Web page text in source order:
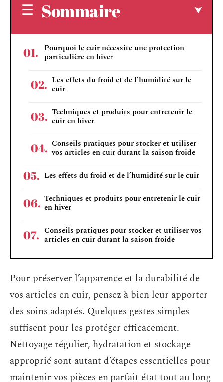
Sommaire
Pourquoi le cuir nécessite une protection
particulière en hiver
Les effets du froid et de l’humidité sur le
cuir
Techniques et produits pour entretenir le
cuir en hiver
Conseils pratiques pour stocker et utiliser
vos articles en cuir durant la saison froide
Les effets du froid et de l’humidité sur le cuir
Techniques et produits pour entretenir le cuir
en hiver
Conseils pratiques pour stocker et utiliser vos
articles en cuir durant la saison froide
Pour préserver l’apparence et la durabilité de
vos articles en cuir, pensez à bien leur apporter
des soins adaptés. Quelques gestes simples
suffisent pour les protéger efficacement.
Nettoyage régulier, hydratation et stockage
approprié sont autant d’étapes essentielles pour
maintenir vos pièces en parfait état tout au long